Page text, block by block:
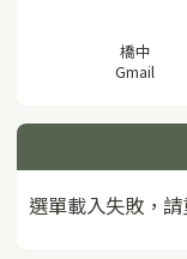
橋中
Gmail (另
選單載入失敗，